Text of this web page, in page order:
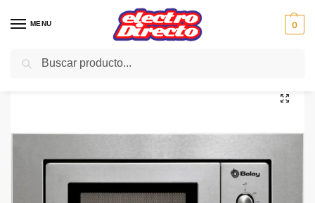
MENU 0
Inicio PAE / Cocina / Microondas